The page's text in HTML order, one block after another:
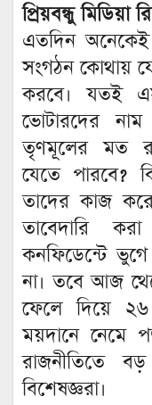
প্রিয়বন্ধু মিডিয়া
এতদিন
সংগঠন কোথায়
করবে। যতই
ভোটারদের
তৃণমূলের মত
যেতে পারবে?
তাদের কাজ
তাবেদারি
কনফিডেন্টে
না। তবে আজ
ফেলে দিয়ে ২৬
ময়দানে নেমে
রাজনীতিতে
বিশেষজ্ঞরা।